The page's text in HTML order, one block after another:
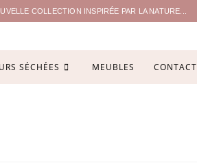
COLLECTION INSPIRÉE PAR LA NATURE...
SÉCHÉES MEUBLES CONTACT